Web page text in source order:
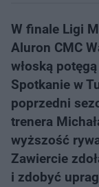
W finale Ligi
Aluron CMC
włoską
Spotkanie w
poprzedni
trenera
wyższość
Zawiercie
i zdobyć